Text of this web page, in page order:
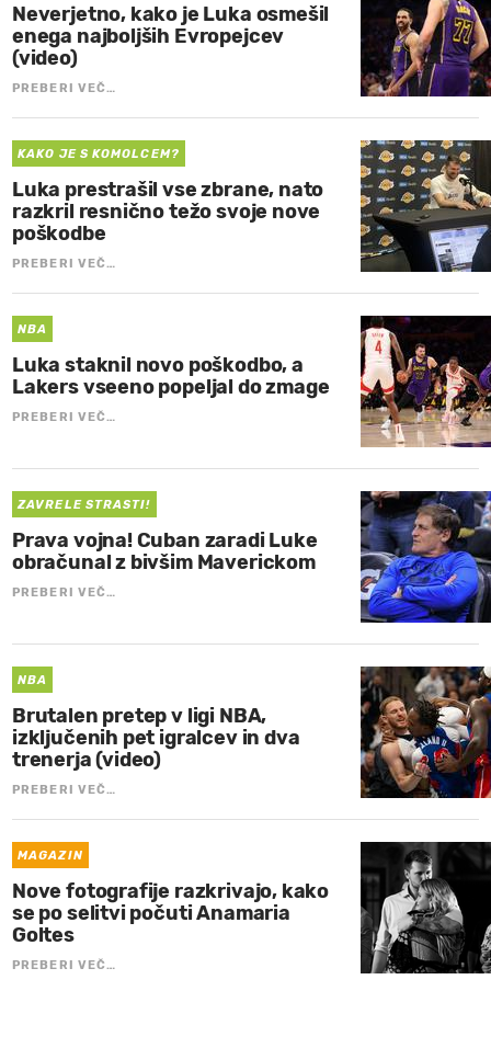
Neverjetno, kako je Luka osmešil
enega najboljših Evropejcev
(video)
PREBERI VEČ…
KAKO JE S KOMOLCEM?
Luka prestrašil vse zbrane, nato
razkril resnično težo svoje nove
poškodbe
PREBERI VEČ…
NBA
Luka staknil novo poškodbo, a
Lakers vseeno popeljal do zmage
PREBERI VEČ…
ZAVRELE STRASTI!
Prava vojna! Cuban zaradi Luke
obračunal z bivšim Maverickom
PREBERI VEČ…
NBA
Brutalen pretep v ligi NBA,
izključenih pet igralcev in dva
trenerja (video)
PREBERI VEČ…
MAGAZIN
Nove fotografije razkrivajo, kako
se po selitvi počuti Anamaria
Goltes
PREBERI VEČ…